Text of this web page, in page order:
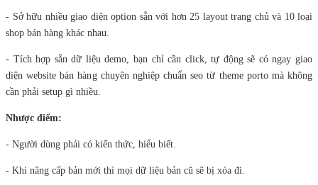
- Sở hữu nhiều giao diện option sẵn với hơn 25 layout trang chủ và 10 loại
shop bán hàng khác nhau.
- Tích hợp sẵn dữ liệu demo, bạn chỉ cần click, tự động sẽ có ngay giao
diện website bán hàng chuyên nghiệp chuẩn seo từ theme porto mà không
cần phải setup gì nhiều.
Nhược điểm:
- Người dùng phải có kiến thức, hiểu biết.
- Khi nâng cấp bản mới thì mọi dữ liệu bản cũ sẽ bị xóa đi.